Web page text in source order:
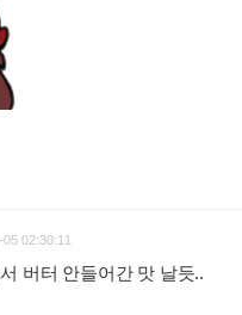
02:30:11
버터 안들어간 맛 날듯..